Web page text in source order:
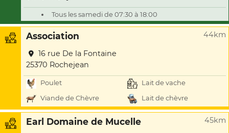
Tous les samedi de 07:30 à 18:00
Association 44km
16 rue De la Fontaine
25370 Rochejean
Poulet
Lait de vache
Viande de Chèvre
Lait de chèvre
Earl Domaine de Mucelle 45km